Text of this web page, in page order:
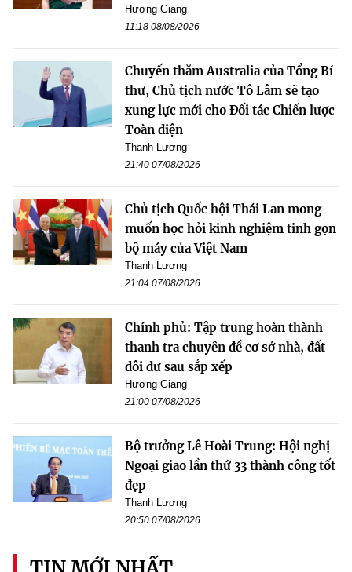
Hương Giang
11:18 08/08/2026
Chuyến thăm Australia của Tổng Bí
thư, Chủ tịch nước Tô Lâm sẽ tạo
xung lực mới cho Đối tác Chiến lược
Toàn diện
Thanh Lương
21:40 07/08/2026
Chủ tịch Quốc hội Thái Lan mong
muốn học hỏi kinh nghiệm tinh gọn
bộ máy của Việt Nam
Thanh Lương
21:04 07/08/2026
Chính phủ: Tập trung hoàn thành
thanh tra chuyên đề cơ sở nhà, đất
dôi dư sau sắp xếp
Hương Giang
21:00 07/08/2026
Bộ trưởng Lê Hoài Trung: Hội nghị
Ngoại giao lần thứ 33 thành công tốt
đẹp
Thanh Lương
20:50 07/08/2026